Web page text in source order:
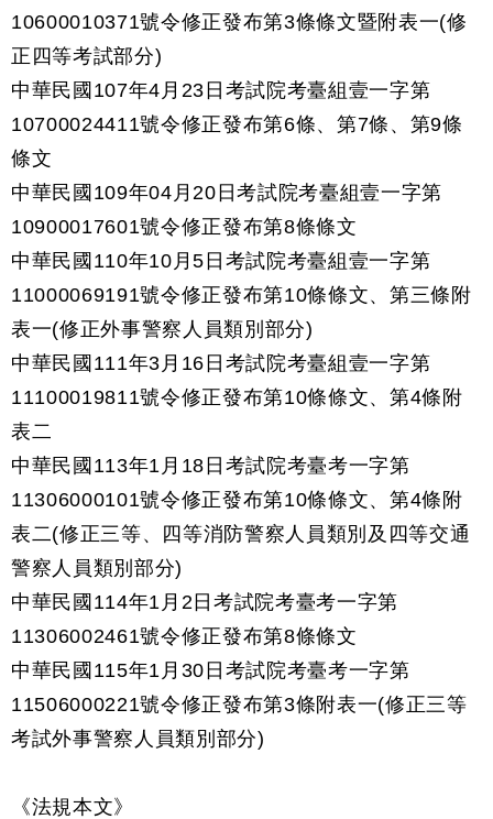
10600010371號令修正發布第3條條文暨附表一(修
正四等考試部分)
中華民國107年4月23日考試院考臺組壹一字第
10700024411號令修正發布第6條、第7條、第9條
條文
中華民國109年04月20日考試院考臺組壹一字第
10900017601號令修正發布第8條條文
中華民國110年10月5日考試院考臺組壹一字第
11000069191號令修正發布第10條條文、第三條附
表一(修正外事警察人員類別部分)
中華民國111年3月16日考試院考臺組壹一字第
11100019811號令修正發布第10條條文、第4條附
表二
中華民國113年1月18日考試院考臺考一字第
11306000101號令修正發布第10條條文、第4條附
表二(修正三等、四等消防警察人員類別及四等交通
警察人員類別部分)
中華民國114年1月2日考試院考臺考一字第
11306002461號令修正發布第8條條文
中華民國115年1月30日考試院考臺考一字第
11506000221號令修正發布第3條附表一(修正三等
考試外事警察人員類別部分)
《法規本文》